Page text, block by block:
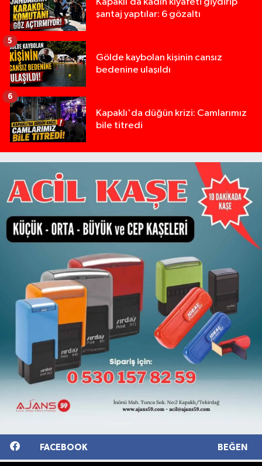
şantaj yaptılar: 6 gözaltı
Gölde kaybolan kişinin cansız
bedenine ulaşıldı
5
Kapaklı'da düğün krizi: Camlarımız
bile titredi
6
FACEBOOK BEĞEN